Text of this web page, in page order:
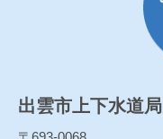
出雲市上下水道局